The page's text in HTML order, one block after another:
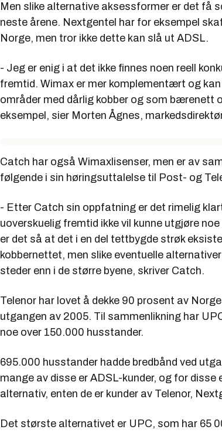
Men slike alternative aksessformer er det få
neste årene. Nextgentel har for eksempel
Norge, men tror ikke dette kan slå ut ADSL.
- Jeg er enig i at det ikke finnes noen reell
fremtid. Wimax er mer komplementært og
områder med dårlig kobber og som bærenett
eksempel, sier Morten Ågnes,
Catch har også Wimaxlisenser, men er av
følgende i sin høringsuttalelse til Post- og
- Etter Catch sin oppfatning er det rimelig
uoverskuelig fremtid ikke vil kunne utgjøre
er det så at det i en del tettbygde strøk
kobbernettet, men slike eventuelle
steder enn i de større byene, skriver Catch.
Telenor har lovet å dekke 90 prosent av
utgangen av 2005. Til sammenlikning har
noe over 150.000 husstander.
695.000 husstander hadde bredbånd ved
mange av disse er ADSL-kunder, og for
alternativ, enten de er kunder av Telenor,
Det største alternativet er UPC, som har 65